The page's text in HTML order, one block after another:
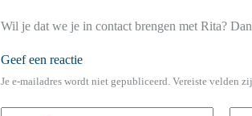
Wil je dat we je in contact brengen met Rita?
Geef een reactie
Je e-mailadres wordt niet gepubliceerd. Vereiste velden